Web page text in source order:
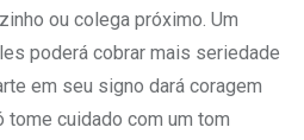
ou colega próximo. Um
poderá cobrar mais seriedade
em seu signo dará coragem
tome cuidado com um tom